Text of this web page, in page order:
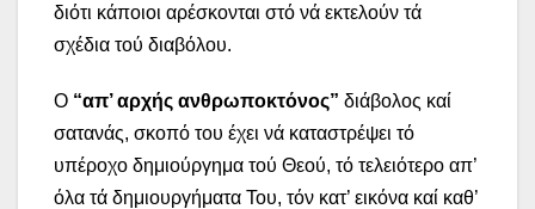
διότι κάποιοι αρέσκονται στό νά εκτελούν τά
σχέδια τού διαβόλου.
Ο “απ’ αρχής ανθρωποκτόνος” διάβολος καί
σατανάς, σκοπό του έχει νά καταστρέψει τό
υπέροχο δημιούργημα τού Θεού, τό τελειότερο απ’
όλα τά δημιουργήματα Του, τόν κατ’ εικόνα καί καθ’